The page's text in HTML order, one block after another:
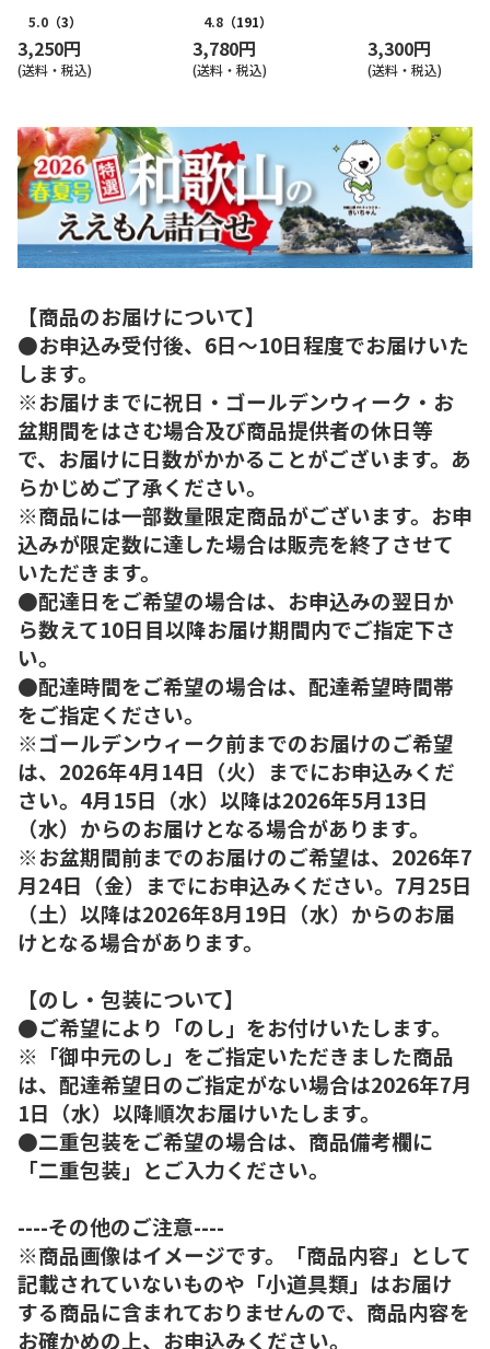
5.0 （3）
3,250円
(送料・税込)
4.8 （191）
3,780円
(送料・税込)
3,300円
(送料・税込)
【商品のお届けについて】
●お申込み受付後、6日～10日程度でお届けいた
します。
※お届けまでに祝日・ゴールデンウィーク・お
盆期間をはさむ場合及び商品提供者の休日等
で、お届けに日数がかかることがございます。あ
らかじめご了承ください。
※商品には一部数量限定商品がございます。お申
込みが限定数に達した場合は販売を終了させて
いただきます。
●配達日をご希望の場合は、お申込みの翌日か
ら数えて10日目以降お届け期間内でご指定下さ
い。
●配達時間をご希望の場合は、配達希望時間帯
をご指定ください。
※ゴールデンウィーク前までのお届けのご希望
は、2026年4月14日（火）までにお申込みくだ
さい。4月15日（水）以降は2026年5月13日
（水）からのお届けとなる場合があります。
※お盆期間前までのお届けのご希望は、2026年7
月24日（金）までにお申込みください。7月25日
（土）以降は2026年8月19日（水）からのお届
けとなる場合があります。
【のし・包装について】
●ご希望により「のし」をお付けいたします。
※「御中元のし」をご指定いただきました商品
は、配達希望日のご指定がない場合は2026年7月
1日（水）以降順次お届けいたします。
●二重包装をご希望の場合は、商品備考欄に
「二重包装」とご入力ください。
----その他のご注意----
※商品画像はイメージです。「商品内容」として
記載されていないものや「小道具類」はお届け
する商品に含まれておりませんので、商品内容を
お確かめの上、お申込みください。